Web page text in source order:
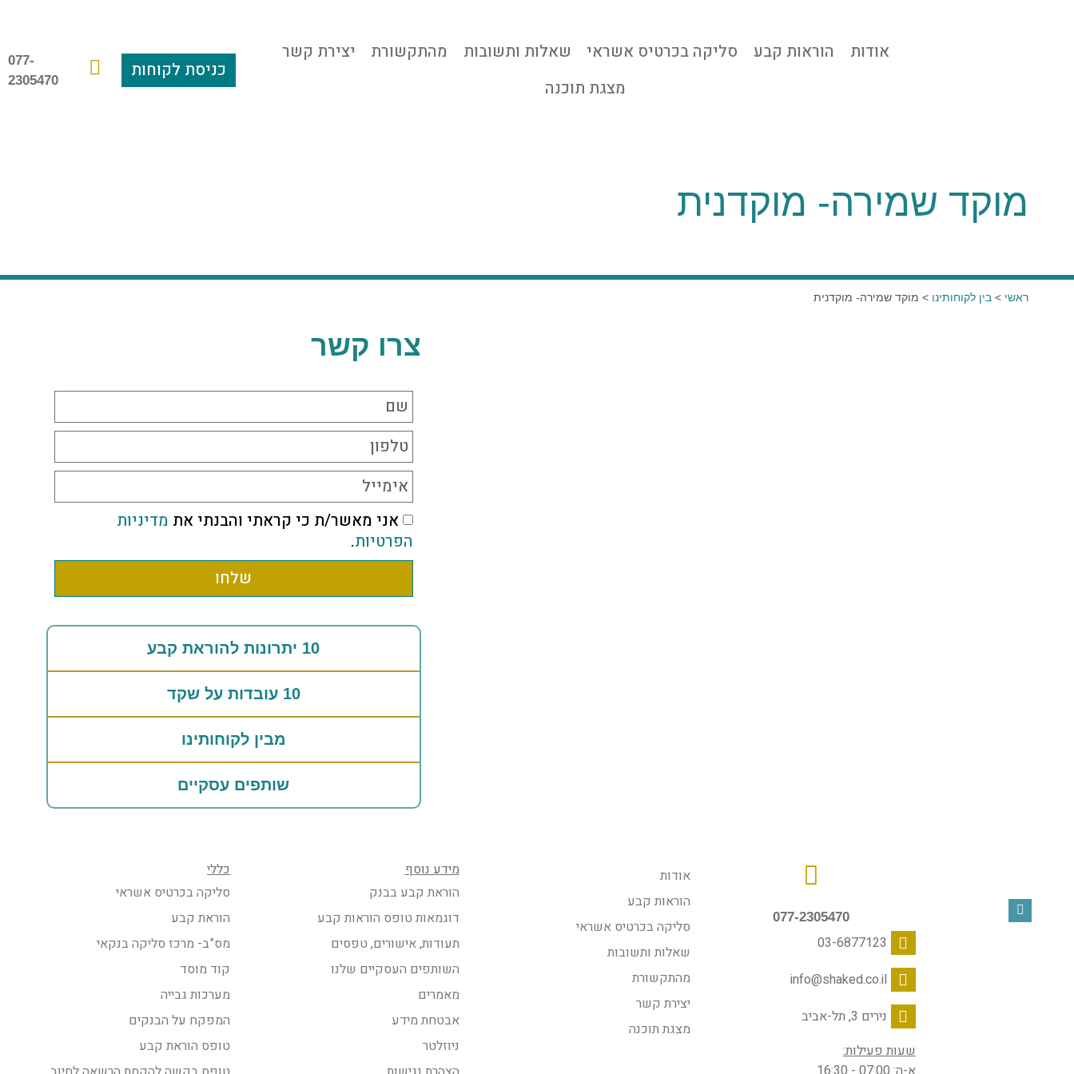
אודות הוראות קבע סליקה בכרטיס אשראי שאלות ותשובות מהתקשורת
יצירת קשר
מצגת תוכנה
כניסת לקוחות
077-
2305470
מוקד שמירה- מוקדנית
ראשי > בין לקוחותינו > מוקד שמירה- מוקדנית
צרו קשר
אני מאשר/ת כי קראתי והבנתי את מדיניות
הפרטיות.
שלחו
10 יתרונות להוראת קבע
10 עובדות על שקד
מבין לקוחותינו
שותפים עסקיים
077-2305470
03-6877123
info@shaked.co.il
נירים 3, תל-אביב
שעות פעילות:
אודות
הוראות קבע
סליקה בכרטיס אשראי
שאלות ותשובות
מהתקשורת
יצירת קשר
מצגת תוכנה
מידע נוסף
הוראת קבע בבנק
דוגמאות טופס הוראות קבע
תעודות, אישורים, טפסים
השותפים העסקיים שלנו
מאמרים
אבטחת מידע
ניוזלטר
כללי
סליקה בכרטיס אשראי
הוראת קבע
מס”ב- מרכז סליקה בנקאי
קוד מוסד
מערכות גבייה
המפקח על הבנקים
טופס הוראת קבע